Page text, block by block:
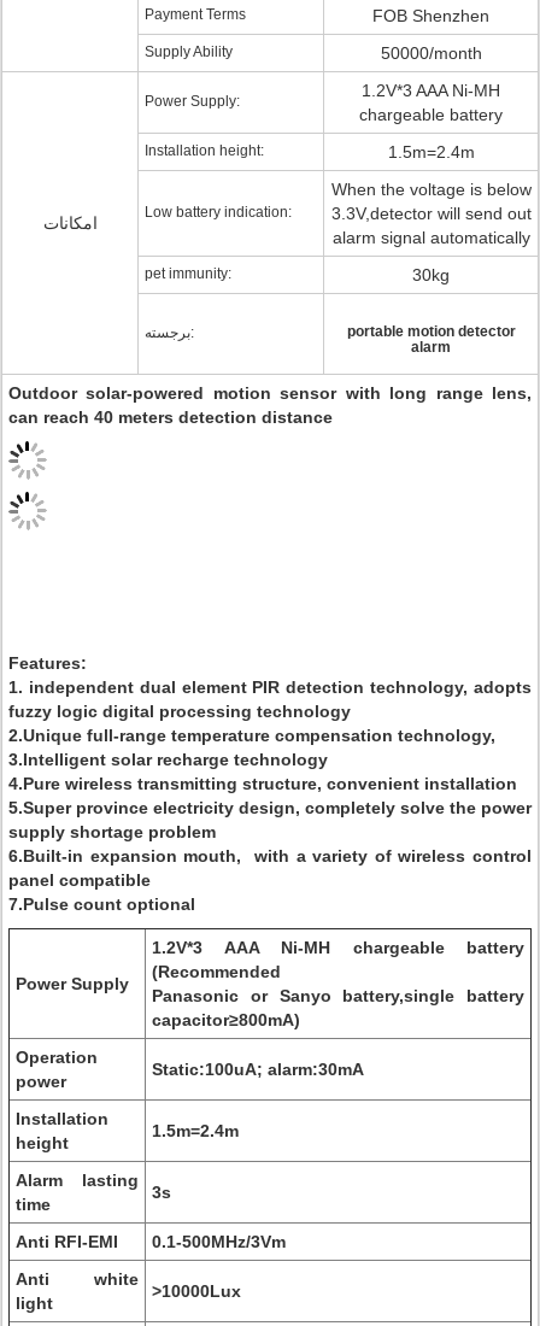
Payment Terms FOB Shenzhen
Supply Ability 50000/month
امکانات
Power Supply:
1.2V*3 AAA Ni-MH
chargeable battery
Installation height: 1.5m=2.4m
Low battery indication:
When the voltage is below
3.3V,detector will send out
alarm signal automatically
pet immunity: 30kg
برجسته:
portable motion detector
alarm
Outdoor solar-powered motion sensor with long range lens,
can reach 40 meters detection distance
Features:
1. independent dual element PIR detection technology, adopts
fuzzy logic digital processing technology
2.Unique full-range temperature compensation technology,
3.Intelligent solar recharge technology
4.Pure wireless transmitting structure, convenient installation
5.Super province electricity design, completely solve the power
supply shortage problem
6.Built-in expansion mouth, with a variety of wireless control
panel compatible
7.Pulse count optional
Power Supply
1.2V*3 AAA Ni-MH chargeable battery
(Recommended
Panasonic or Sanyo battery,single battery
capacitor≥800mA)
Operation
power
Static:100uA; alarm:30mA
Installation
height
1.5m=2.4m
Alarm lasting
time
3s
Anti RFI-EMI
0.1-500MHz/3Vm
Anti white
light
>10000Lux